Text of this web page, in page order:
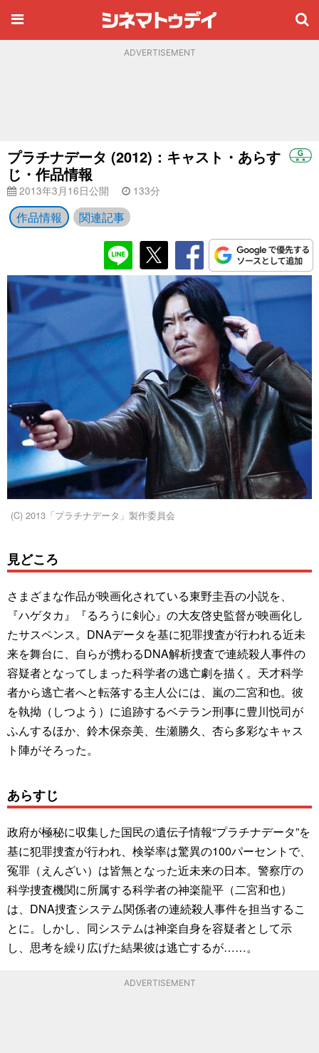
ADVERTISEMENT
プラチナデータ (2012)：キャスト・あらす
じ・作品情報
2013年3月16日公開 133分
作品情報 関連記事
(C) 2013「プラチナデータ」製作委員会
見どころ
さまざまな作品が映画化されている東野圭吾の小説を、
『ハゲタカ』『るろうに剣心』の大友啓史監督が映画化し
たサスペンス。DNAデータを基に犯罪捜査が行われる近未
来を舞台に、自らが携わるDNA解析捜査で連続殺人事件の
容疑者となってしまった科学者の逃亡劇を描く。天才科学
者から逃亡者へと転落する主人公には、嵐の二宮和也。彼
を執拗（しつよう）に追跡するベテラン刑事に豊川悦司が
ふんするほか、鈴木保奈美、生瀬勝久、杏ら多彩なキャス
ト陣がそろった。
あらすじ
政府が極秘に収集した国民の遺伝子情報“プラチナデータ”を
基に犯罪捜査が行われ、検挙率は驚異の100パーセントで、
冤罪（えんざい）は皆無となった近未来の日本。警察庁の
科学捜査機関に所属する科学者の神楽龍平（二宮和也）
は、DNA捜査システム関係者の連続殺人事件を担当するこ
とに。しかし、同システムは神楽自身を容疑者として示
し、思考を繰り広げた結果彼は逃亡するが……。
ADVERTISEMENT